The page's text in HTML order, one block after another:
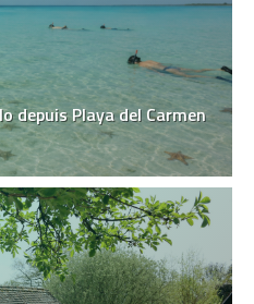
depuis Playa del Carmen